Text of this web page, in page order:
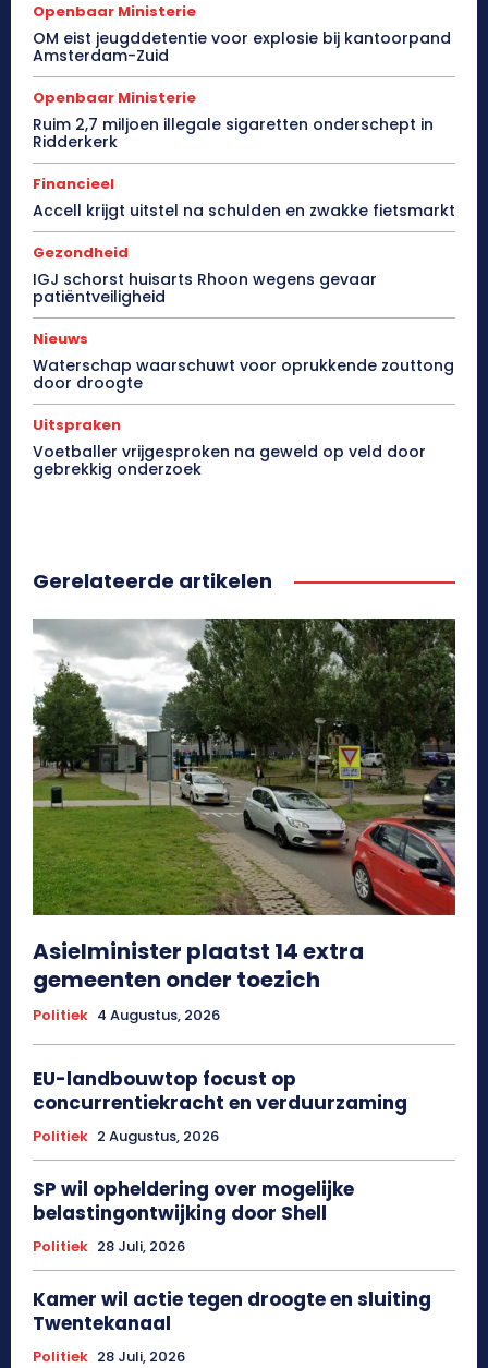
Openbaar Ministerie
OM eist jeugddetentie voor explosie bij kantoorpand
Amsterdam-Zuid
Openbaar Ministerie
Ruim 2,7 miljoen illegale sigaretten onderschept in
Ridderkerk
Financieel
Accell krijgt uitstel na schulden en zwakke fietsmarkt
Gezondheid
IGJ schorst huisarts Rhoon wegens gevaar
patiëntveiligheid
Nieuws
Waterschap waarschuwt voor oprukkende zouttong
door droogte
Uitspraken
Voetballer vrijgesproken na geweld op veld door
gebrekkig onderzoek
Gerelateerde artikelen
Asielminister plaatst 14 extra
gemeenten onder toezich
Politiek 4 Augustus, 2026
EU-landbouwtop focust op
concurrentiekracht en verduurzaming
Politiek 2 Augustus, 2026
SP wil opheldering over mogelijke
belastingontwijking door Shell
Politiek 28 Juli, 2026
Kamer wil actie tegen droogte en sluiting
Twentekanaal
Politiek 28 Juli, 2026